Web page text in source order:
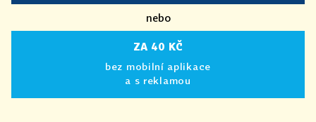
nebo
ZA 40 KČ
bez mobilní aplikace
a s reklamou